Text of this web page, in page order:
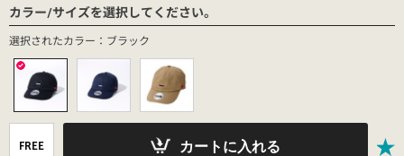
カラー/サイズを選択してください。
選択されたカラー：ブラック
FREE カートに入れる